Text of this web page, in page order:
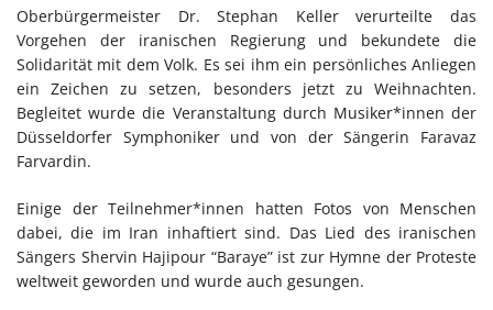
Oberbürgermeister Dr. Stephan Keller verurteilte das
Vorgehen der iranischen Regierung und bekundete die
Solidarität mit dem Volk. Es sei ihm ein persönliches Anliegen
ein Zeichen zu setzen, besonders jetzt zu Weihnachten.
Begleitet wurde die Veranstaltung durch Musiker*innen der
Düsseldorfer Symphoniker und von der Sängerin Faravaz
Farvardin.
Einige der Teilnehmer*innen hatten Fotos von Menschen
dabei, die im Iran inhaftiert sind. Das Lied des iranischen
Sängers Shervin Hajipour “Baraye” ist zur Hymne der Proteste
weltweit geworden und wurde auch gesungen.